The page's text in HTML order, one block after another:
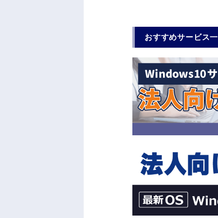
おすすめサービス